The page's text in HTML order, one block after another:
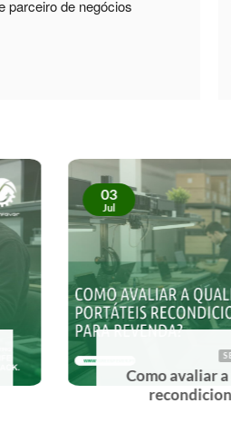
parceiro de negócios
SEM CATEGORIA
a qualidade de portáteis
para revenda?